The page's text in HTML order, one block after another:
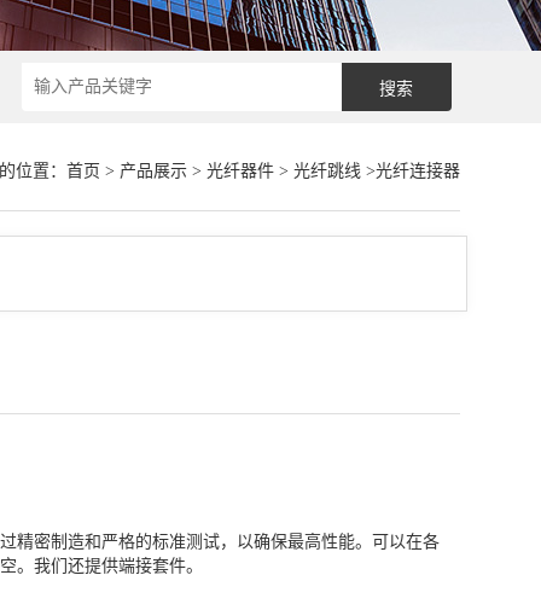
位置： 首页 > 产品展示> 光纤器件> 光纤跳线>光纤连接器
精密制造和严格的标准测试，以确保最高性能。可以在各
。我们还提供端接套件。